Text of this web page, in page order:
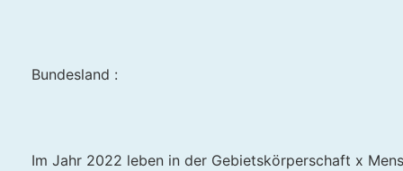
Bundesland :
Im Jahr 2022 leben in der Gebietskörperschaft x